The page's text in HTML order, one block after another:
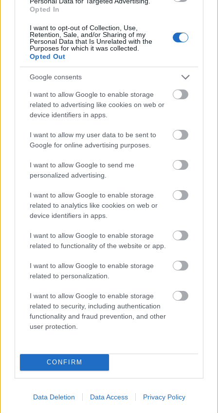
Opted In
I want to opt-out of Collection, Use,
Retention, Sale, and/or Sharing of my
Personal Data that Is Unrelated with the
Purposes for which it was collected.
Opted Out
Google consents
I want to allow Google to enable storage
related to advertising like cookies on web or
device identifiers in apps.
I want to allow my user data to be sent to
Google for online advertising purposes.
I want to allow Google to send me
personalized advertising.
I want to allow Google to enable storage
related to analytics like cookies on web or
device identifiers in apps.
I want to allow Google to enable storage
related to functionality of the website or app.
I want to allow Google to enable storage
related to personalization.
I want to allow Google to enable storage
related to security, including authentication
functionality and fraud prevention, and other
user protection.
CONFIRM
Data Deletion Data Access Privacy Policy
Ma este Laibach az A38-on!
corecorder•2017. november 04.
A szlovén Laibach a politikával átitatott indusztriális
zene legkiemelkedőbb zenekara, 1980 óta
folyamatosan aktívak – az azóta eltelt közel harminc
jelent meg, az idei kilencedikre pedig Nietzschéhez
fordultak inspirációért,…
2014. április 16.
legsokkolóbb zenekara jön hozzánk a Laibach